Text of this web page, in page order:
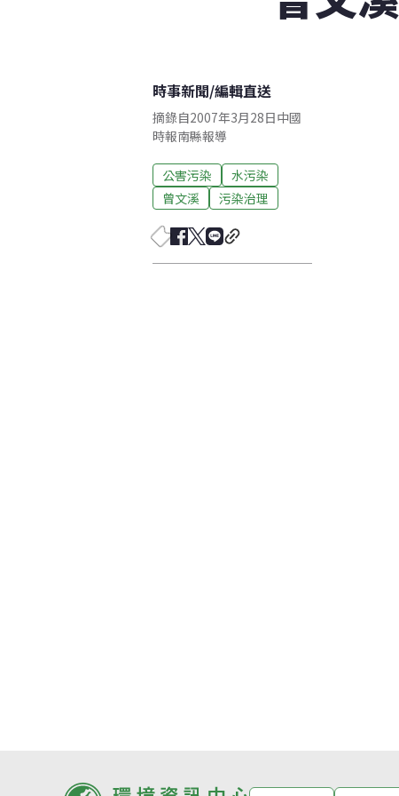
時事新聞/編輯直送
摘錄自2007年3月28日中國
時報南縣報導
公害污染
水污染
曾文溪
污染治理